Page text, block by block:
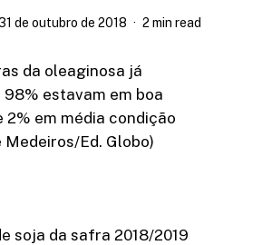
de outubro de 2018 2 min read
da oleaginosa já
estavam em boa
2% em média condição
Medeiros/Ed. Globo)
soja da safra 2018/2019